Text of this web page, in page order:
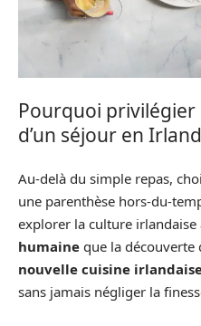
Pourquoi
d’un séjour en
Au-delà du simple repas,
une parenthèse hors-du-
explorer la culture
humaine que la découverte
nouvelle cuisine
sans jamais négliger la